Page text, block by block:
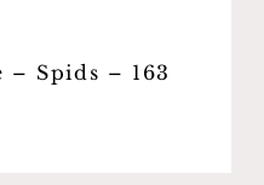
– Spids – 163